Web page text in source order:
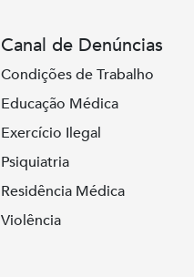
Canal de Denúncias
Condições de Trabalho
Educação Médica
Exercício Ilegal
Psiquiatria
Residência Médica
Violência